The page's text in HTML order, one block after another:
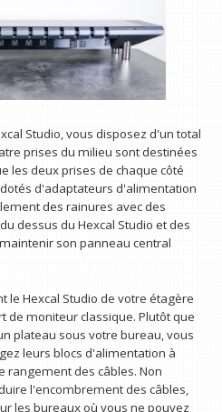
Studio, vous disposez d'un total
prises du milieu sont destinées
les deux prises de chaque côté
d'adaptateurs d'alimentation
des rainures avec des
dessus du Hexcal Studio et des
son panneau central
le Hexcal Studio de votre étagère
de moniteur classique. Plutôt que
plateau sous votre bureau, vous
leurs blocs d'alimentation à
rangement des câbles. Non
l'encombrement des câbles,
les bureaux où vous ne pouvez